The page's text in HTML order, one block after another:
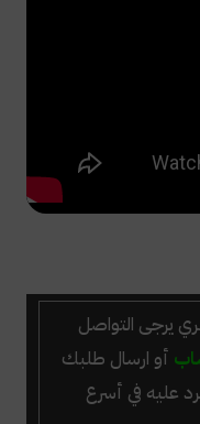
يرجى التواصل
أو ارسال طلبك
عليه في أسرع